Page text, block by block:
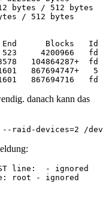
bytes / 512 bytes
/ 512 bytes
Blocks   Id
4200966   fd
104864287+  fd
867694747+   5
danach kann das
line:
- ignored